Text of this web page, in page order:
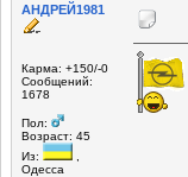
АНДРЕЙ1981
Карма: +150/-0
Сообщений:
1678
Пол:
Возраст: 45
Из:
Одесса